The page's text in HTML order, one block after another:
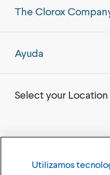
The Clorox
Ayuda
Select your Location
Utilizamos